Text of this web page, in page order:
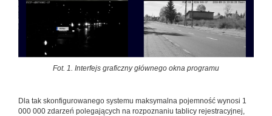
Fot. 1. Interfejs graficzny głównego okna programu
Dla tak skonfigurowanego systemu maksymalna pojemność wynosi 1
000 000 zdarzeń polegających na rozpoznaniu tablicy rejestracyjnej,